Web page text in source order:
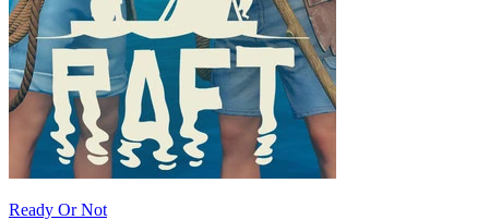
Ready Or Not